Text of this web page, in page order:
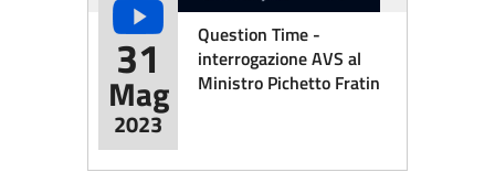
Question Time -
interrogazione AVS al
Ministro Pichetto Fratin
31
Mag
2023